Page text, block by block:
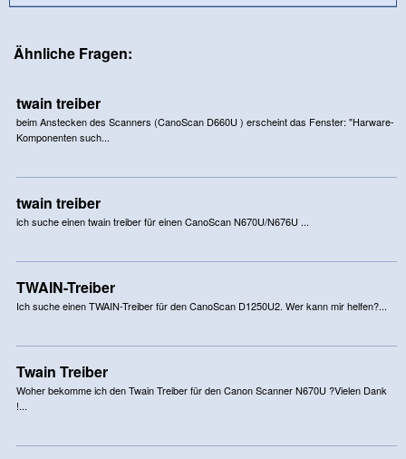
Ähnliche Fragen:
twain treiber
beim Anstecken des Scanners (CanoScan D660U ) erscheint das Fenster: "Harware-
Komponenten such...
twain treiber
ich suche einen twain treiber für einen CanoScan N670U/N676U ...
TWAIN-Treiber
Ich suche einen TWAIN-Treiber für den CanoScan D1250U2. Wer kann mir helfen?...
Twain Treiber
Woher bekomme ich den Twain Treiber für den Canon Scanner N670U ?Vielen Dank
!...